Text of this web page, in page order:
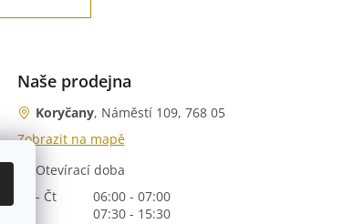
Naše prodejna
Koryčany, Náměstí 109, 768 05
Zobrazit na mapě
Otevírací doba
Po - Čt
06:00 - 07:00
07:30 - 15:30